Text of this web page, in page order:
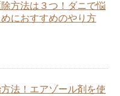
方法は３つ！ダニで悩
におすすめのやり方
法！エアゾール剤を使